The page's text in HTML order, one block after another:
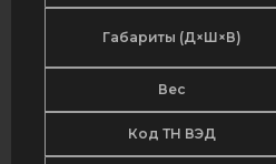
Габариты (Д×Ш×В)
Вес
Код ТН ВЭД